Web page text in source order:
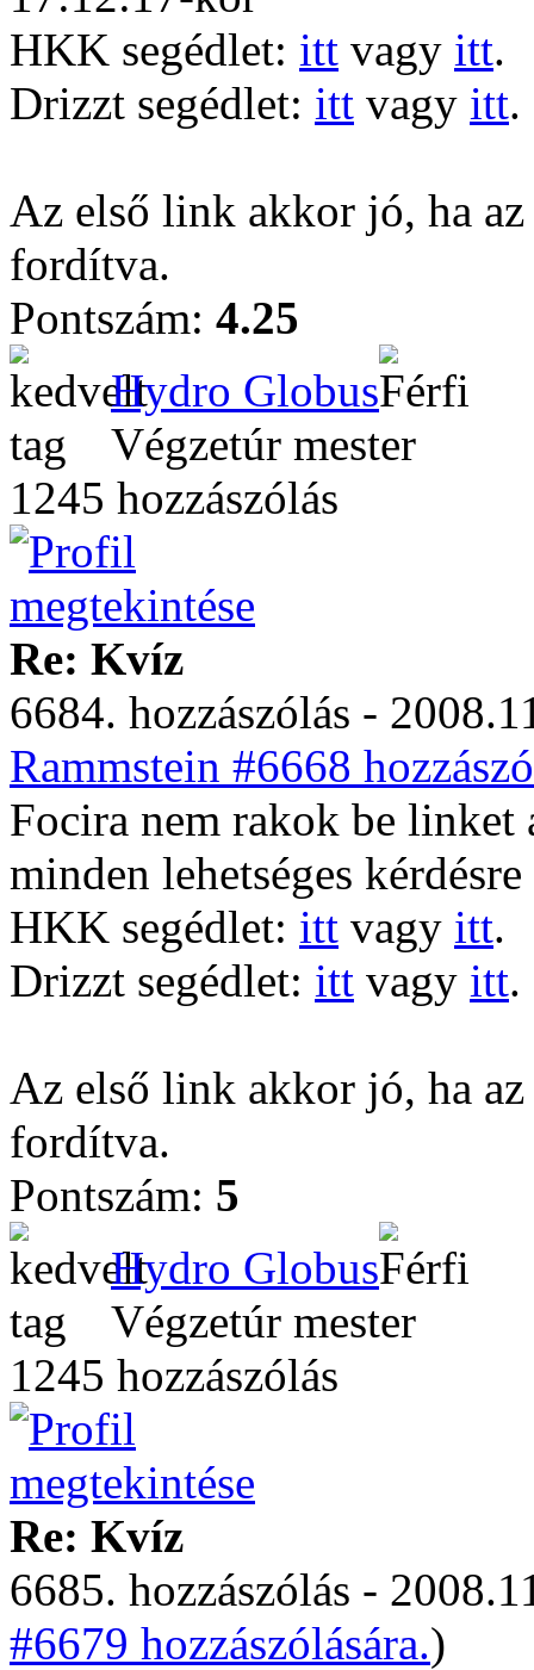
HKK segédlet: itt vagy itt.
Drizzt segédlet: itt vagy itt.
Az első link akkor jó, ha
fordítva.
Pontszám: 4.25
Hydro Globus
Végzetúr mester
1245 hozzászólás
Re: Kvíz
6684. hozzászólás -
Rammstein #6668
Focira nem rakok be linket
minden lehetséges
HKK segédlet: itt vagy itt.
Drizzt segédlet: itt vagy itt.
Az első link akkor jó, ha
fordítva.
Pontszám: 5
Hydro Globus
Végzetúr mester
1245 hozzászólás
Re: Kvíz
6685. hozzászólás -
#6679 hozzászólására.)